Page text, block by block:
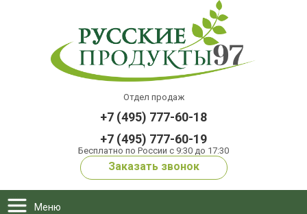
Отдел продаж
+7 (495) 777-60-18
+7 (495) 777-60-19
Бесплатно по России с 9:30 до 17:30
Заказать звонок
Меню